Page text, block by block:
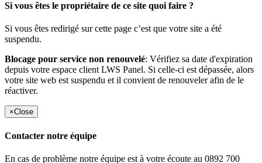
Si vous êtes le propriétaire de ce site quoi faire ?
Si vous êtes redirigé sur cette page c’est que votre site a été
suspendu.
Blocage pour service non renouvelé: Vérifiez sa date d'expiration
depuis votre espace client LWS Panel. Si celle-ci est dépassée, alors
votre site web est suspendu et il convient de renouveler afin de le
réactiver.
×Close
Contacter notre équipe
En cas de problème notre équipe est à votre écoute au 0892 700